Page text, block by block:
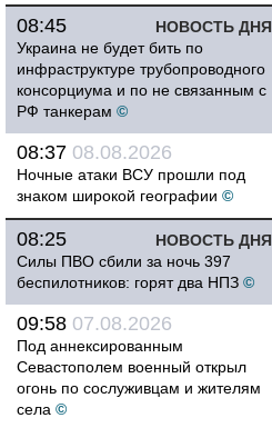
НОВОСТЬ ДНЯ
08:45
Украина не будет бить по
инфраструктуре трубопроводного
консорциума и по не связанным с
РФ танкерам ©
08:37 08.08.2026
Ночные атаки ВСУ прошли под
знаком широкой географии ©
НОВОСТЬ ДНЯ
08:25
Силы ПВО сбили за ночь 397
беспилотников: горят два НПЗ ©
09:58 07.08.2026
Под аннексированным
Севастополем военный открыл
огонь по сослуживцам и жителям
села ©